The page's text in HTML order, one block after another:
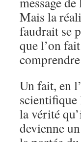
Mais la
faudrait se
que l’on
Un fait, en
scientifique
la vérité
devienne